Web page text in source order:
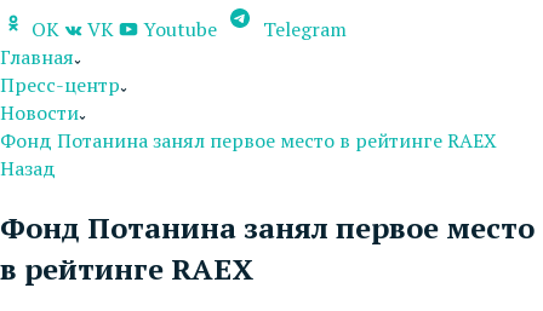
OK
VK Youtube
Telegram
Главная
Пресс-центр
Новости
Фонд Потанина занял первое место в рейтинге RAEX
Назад
Фонд Потанина занял первое место
в рейтинге RAEX